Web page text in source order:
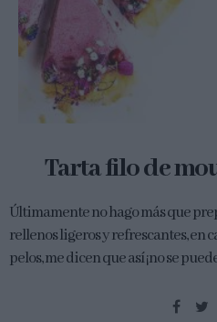
Tarta filo de
Últimamente no hago más que
rellenos ligeros y refrescantes, en
pelos, me dicen que así ¡no se